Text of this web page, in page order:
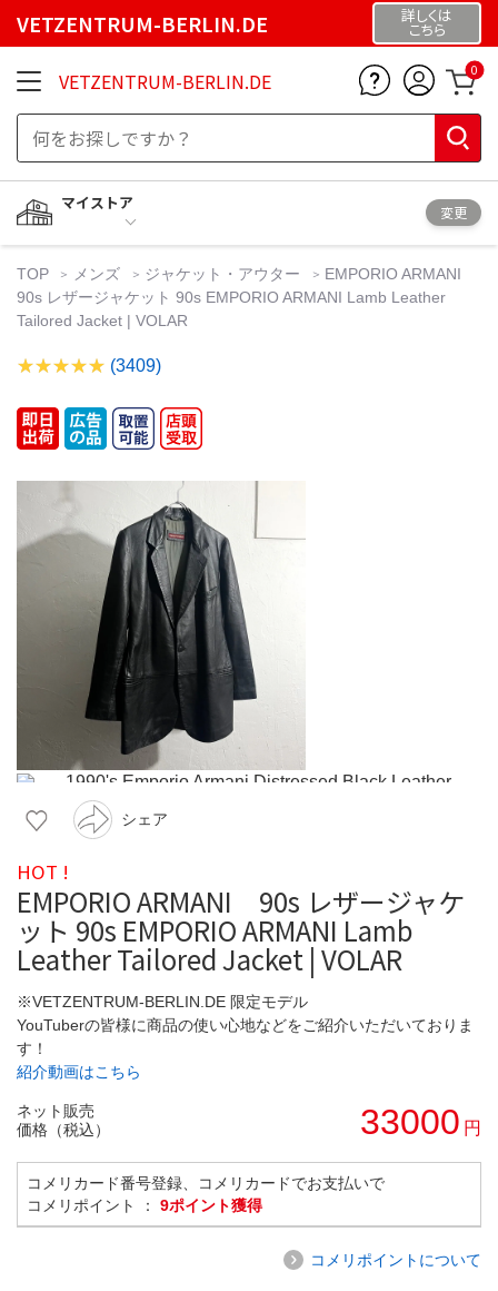
VETZENTRUM-BERLIN.DE 詳しくは
こちら
VETZENTRUM-BERLIN.DE 0
マイストア
変更
TOP メンズ ジャケット・アウター
EMPORIO ARMANI
90s レザージャケット 90s EMPORIO ARMANI Lamb Leather
Tailored Jacket | VOLAR
(3409)
シェア
HOT !
EMPORIO ARMANI 90s レザージャケ
ット 90s EMPORIO ARMANI Lamb
Leather Tailored Jacket | VOLAR
※VETZENTRUM-BERLIN.DE 限定モデル
YouTuberの皆様に商品の使い心地などをご紹介いただいておりま
す！
紹介動画はこちら
ネット販売
価格（税込）
33000 円
コメリカード番号登録、コメリカードでお支払いで
コメリポイント ： 9ポイント獲得
コメリポイントについて